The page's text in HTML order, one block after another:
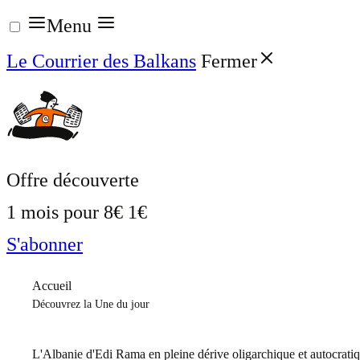
Aller
au
contenu
Menu
Le Courrier des Balkans Fermer
Offre découverte
1 mois pour 8€ 1€
S'abonner
Accueil
Découvrez la Une du jour
L'Albanie d'Edi Rama en pleine dérive oligarchique et